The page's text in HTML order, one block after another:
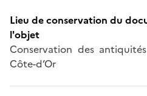
Lieu de conservation du
l'objet
Conservation des
Côte-d’Or